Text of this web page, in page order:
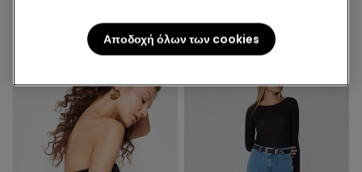
Αποδοχή όλων των cookies